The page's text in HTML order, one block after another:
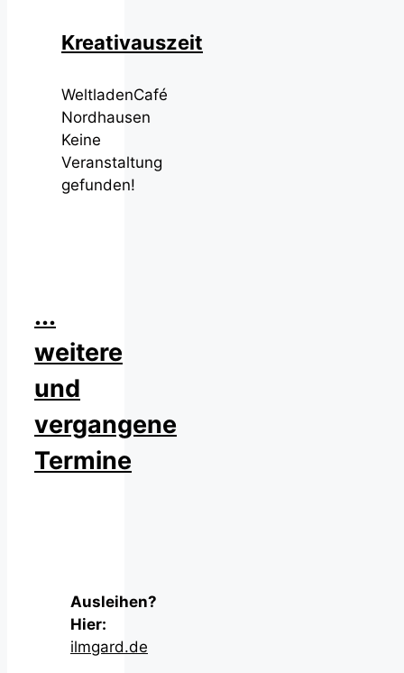
Kreativauszeit
WeltladenCafé
Nordhausen
Keine
Veranstaltung
gefunden!
...
weitere
und
vergangene
Termine
Ausleihen?
Hier:
ilmgard.de